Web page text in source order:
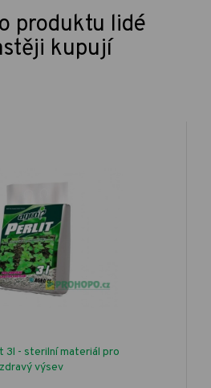
produktu lidé
kupují
3l - sterilní materiál pro
zdravý výsev